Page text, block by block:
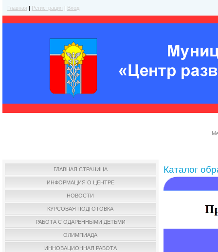
Главная | Регистрация | Вход
ГЛАВНАЯ СТРАНИЦА
ИНФОРМАЦИЯ О ЦЕНТРЕ
НОВОСТИ
КУРСОВАЯ ПОДГОТОВКА
РАБОТА С ОДАРЕННЫМИ ДЕТЬМИ
ОЛИМПИАДА
ИННОВАЦИОННАЯ РАБОТА
Каталог